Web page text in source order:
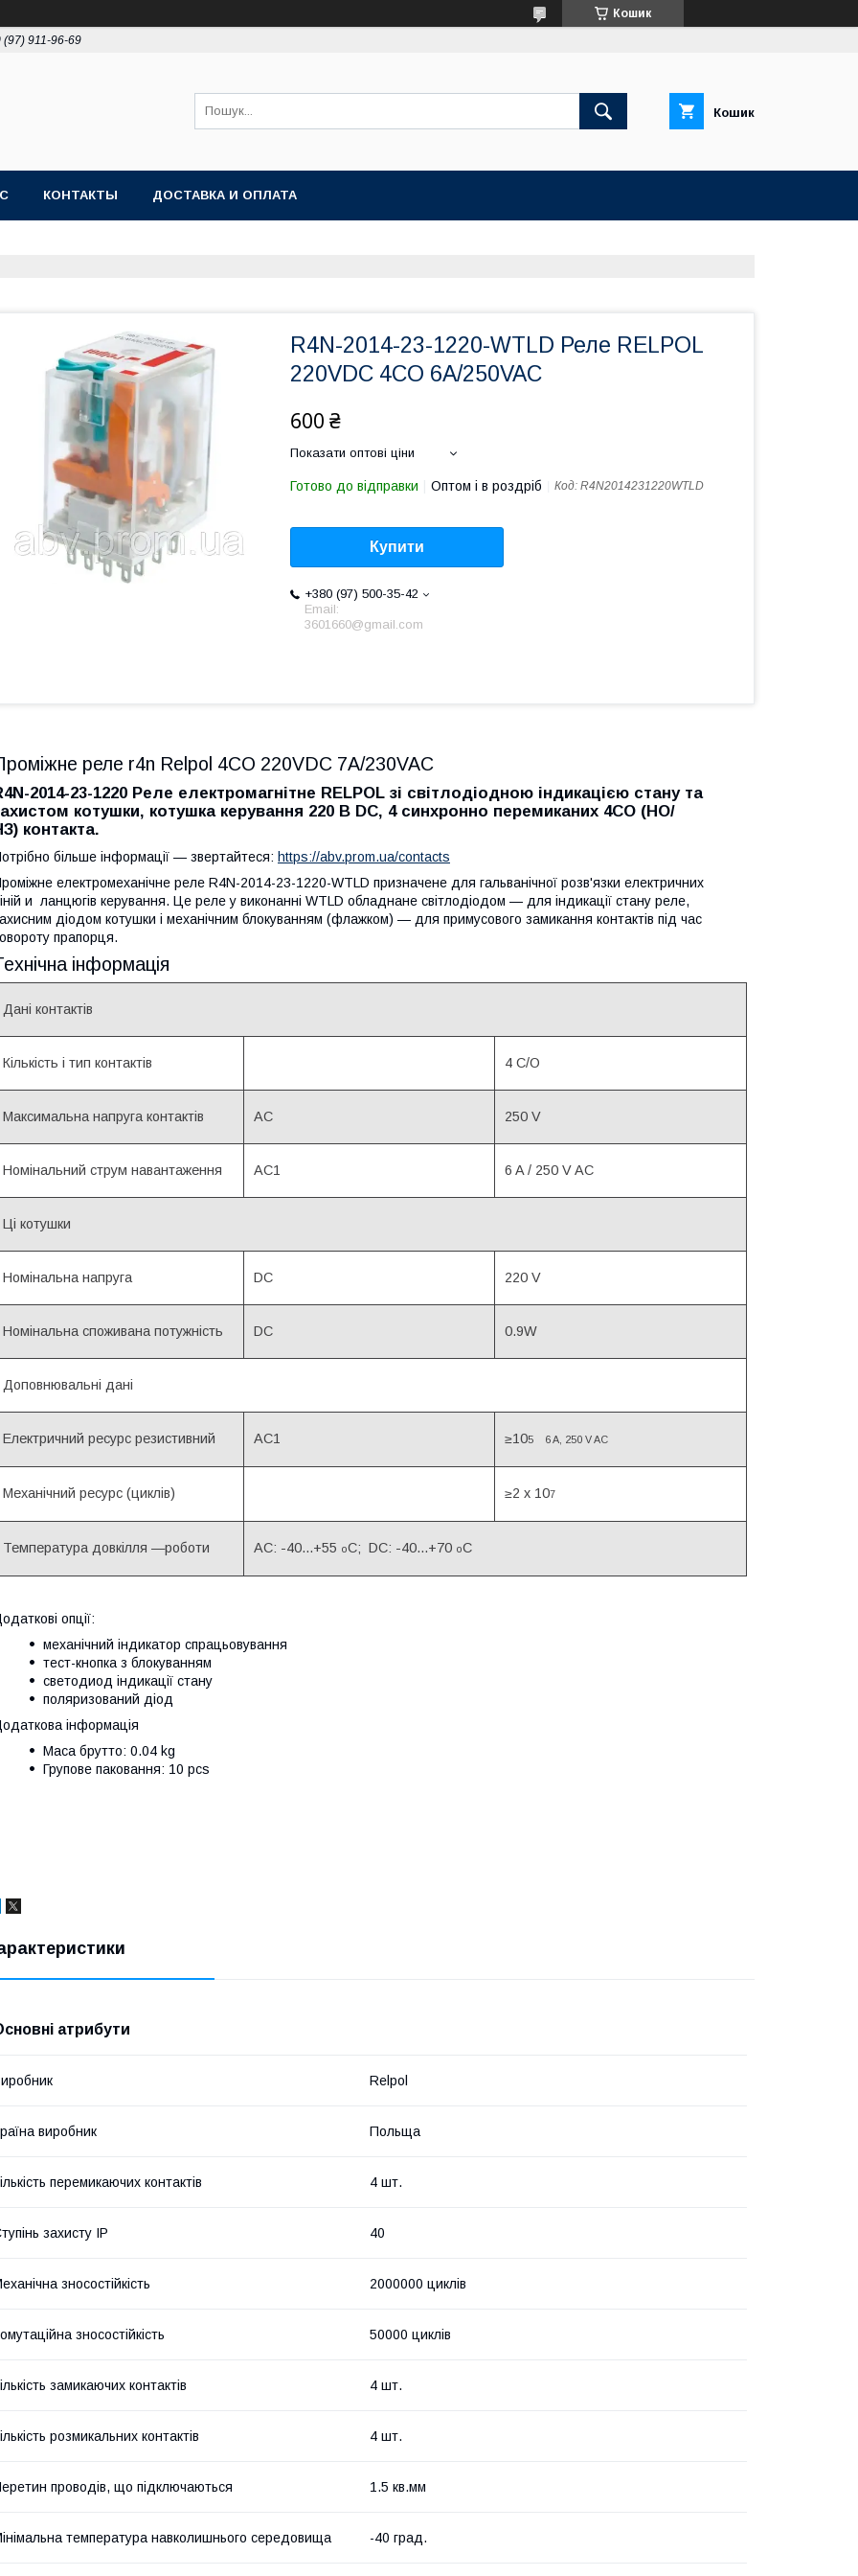
Кошик
(97) 911-96-69
Кошик
КОНТАКТЫ ДОСТАВКА И ОПЛАТА
R4N-2014-23-1220-WTLD Реле RELPOL
220VDC 4CO 6A/250VAC
600 ₴
Показати оптові ціни
Готово до відправки Оптом і в роздріб Код: R4N2014231220WTLD
Купити
+380 (97) 500-35-42
Email:
3601660@gmail.com
реле r4n Relpol 4CO 220VDC 7A/230VAC
2014-23-1220 Реле електромагнітне RELPOL зі світлодіодною індикацією стану та
котушки, котушка керування 220 В DC, 4 синхронно перемиканих 4CO (НО/
контакта.
більше інформації — звертайтеся: https://abv.prom.ua/contacts
електромеханічне реле R4N-2014-23-1220-WTLD призначене для гальванічної розв'язки електричних
и ланцюгів керування. Це реле у виконанні WTLD обладнане світлодіодом — для індикації стану реле,
діодом котушки і механічним блокуванням (флажком) — для примусового замикання контактів під час
прапорця.
інформація
Дані контактів
Кількість і тип контактів 4 C/O
Максимальна напруга контактів AC 250 V
Номінальний струм навантаження AC1 6 A / 250 V AC
Ці котушки
Номінальна напруга DC 220 V
Номінальна споживана потужність DC 0.9W
Доповнювальні дані
Електричний ресурс резистивний AC1 ≥105 6 A, 250 V AC
Механічний ресурс (циклів) ≥2 x 107
Температура довкілля —роботи AC: -40...+55 oC; DC: -40...+70 oC
опції:
механічний індикатор спрацьовування
тест-кнопка з блокуванням
светодиод індикації стану
поляризований діод
інформація
Маса брутто: 0.04 kg
Групове паковання: 10 pcs
атрибути
Relpol
виробник Польща
перемикаючих контактів 4 шт.
захисту IP 40
зносостійкість 2000000 циклів
зносостійкість 50000 циклів
замикаючих контактів 4 шт.
розмикальних контактів 4 шт.
проводів, що підключаються 1.5 кв.мм
температура навколишнього середовища -40 град.